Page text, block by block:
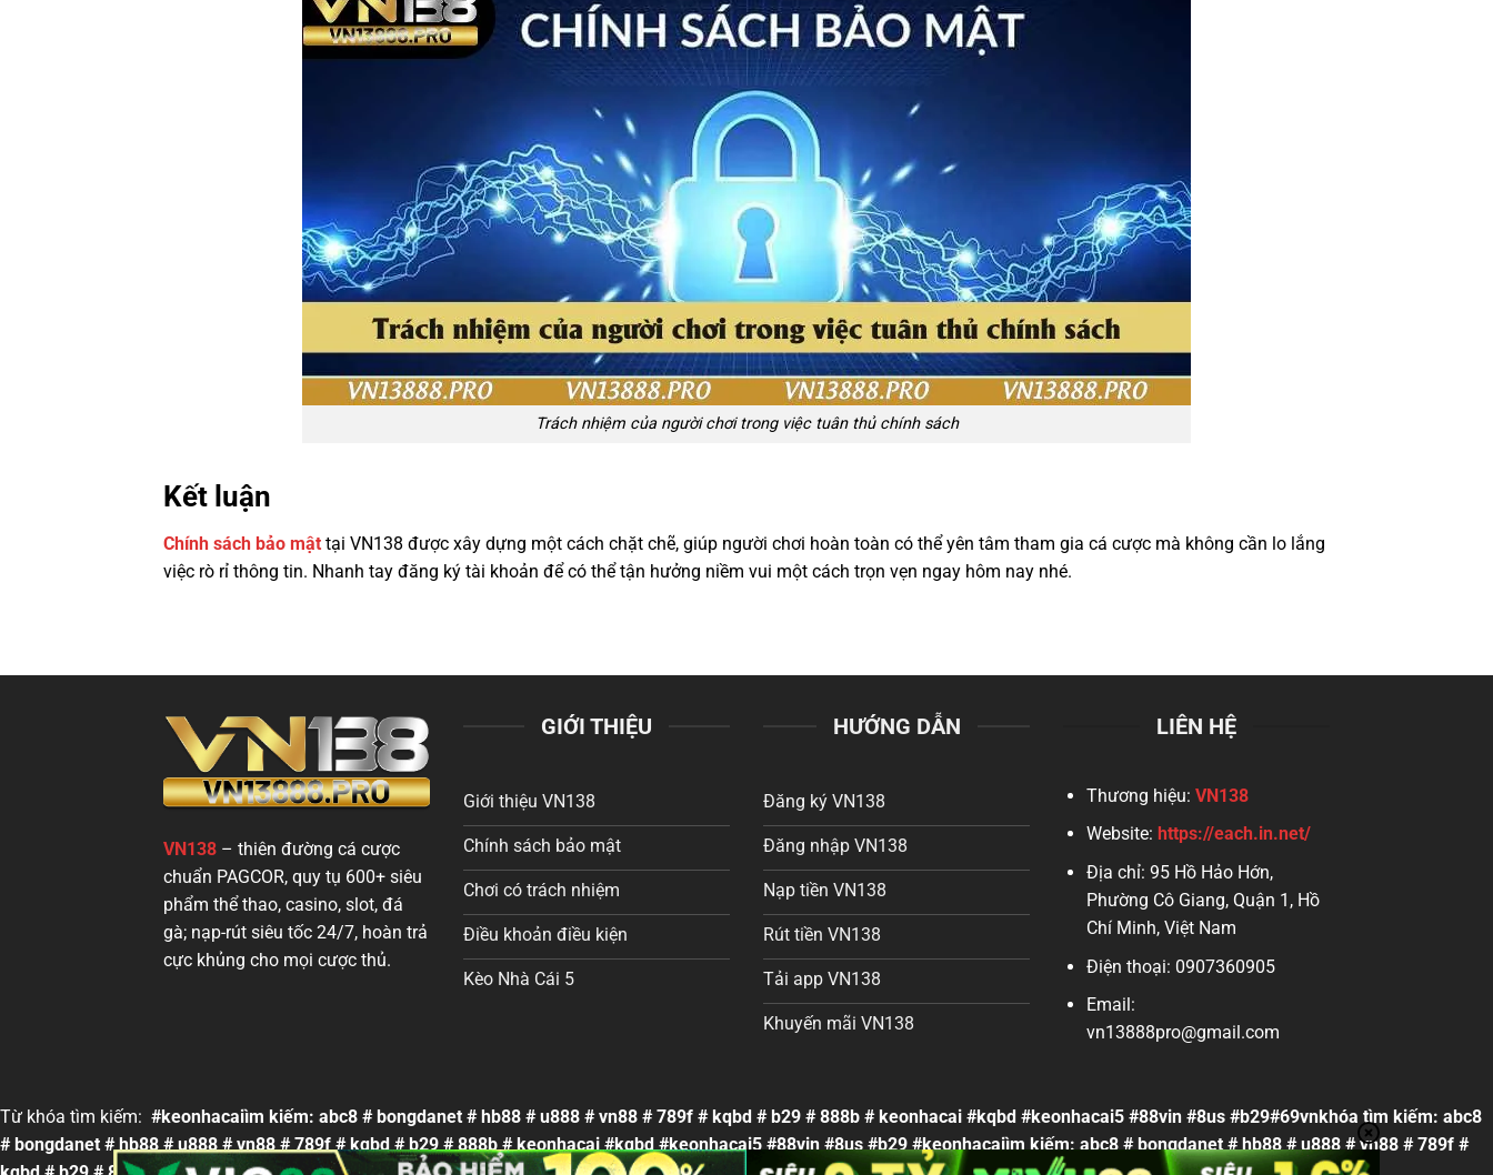
Trách nhiệm của người chơi trong việc tuân thủ chính sách
Kết luận
Chính sách bảo mật tại VN138 được xây dựng một cách chặt chẽ, giúp người chơi hoàn toàn có thể yên tâm tham gia cá cược mà không cần lo lắng
việc rò rỉ thông tin. Nhanh tay đăng ký tài khoản để có thể tận hưởng niềm vui một cách trọn vẹn ngay hôm nay nhé.
VN138 – thiên đường cá cược
chuẩn PAGCOR, quy tụ 600+ siêu
phẩm thể thao, casino, slot, đá
gà; nạp-rút siêu tốc 24/7, hoàn trả
cực khủng cho mọi cược thủ.
GIỚI THIỆU
Giới thiệu VN138
Chính sách bảo mật
Chơi có trách nhiệm
Điều khoản điều kiện
Kèo Nhà Cái 5
HƯỚNG DẪN
Đăng ký VN138
Đăng nhập VN138
Nạp tiền VN138
Rút tiền VN138
Tải app VN138
Khuyến mãi VN138
LIÊN HỆ
Thương hiệu: VN138
Website: https://each.in.net/
Địa chỉ: 95 Hồ Hảo Hớn,
Phường Cô Giang, Quận 1, Hồ
Chí Minh, Việt Nam
Điện thoại: 0907360905
Email:
vn13888pro@gmail.com
Từ khóa tìm kiếm: #keonhacaiìm kiếm: abc8 # bongdanet # hb88 # u888 # vn88 # 789f # kqbd # b29 # 888b # keonhacai #kqbd #keonhacai5 #88vin #8us #b29#69vnkhóa tìm kiếm: abc8
# bongdanet # hb88 # u888 # vn88 # 789f # kqbd # b29 # 888b # keonhacai #kqbd #keonhacai5 #88vin #8us #b29 #keonhacaiìm kiếm: abc8 # bongdanet # hb88 # u888 # vn88 # 789f #